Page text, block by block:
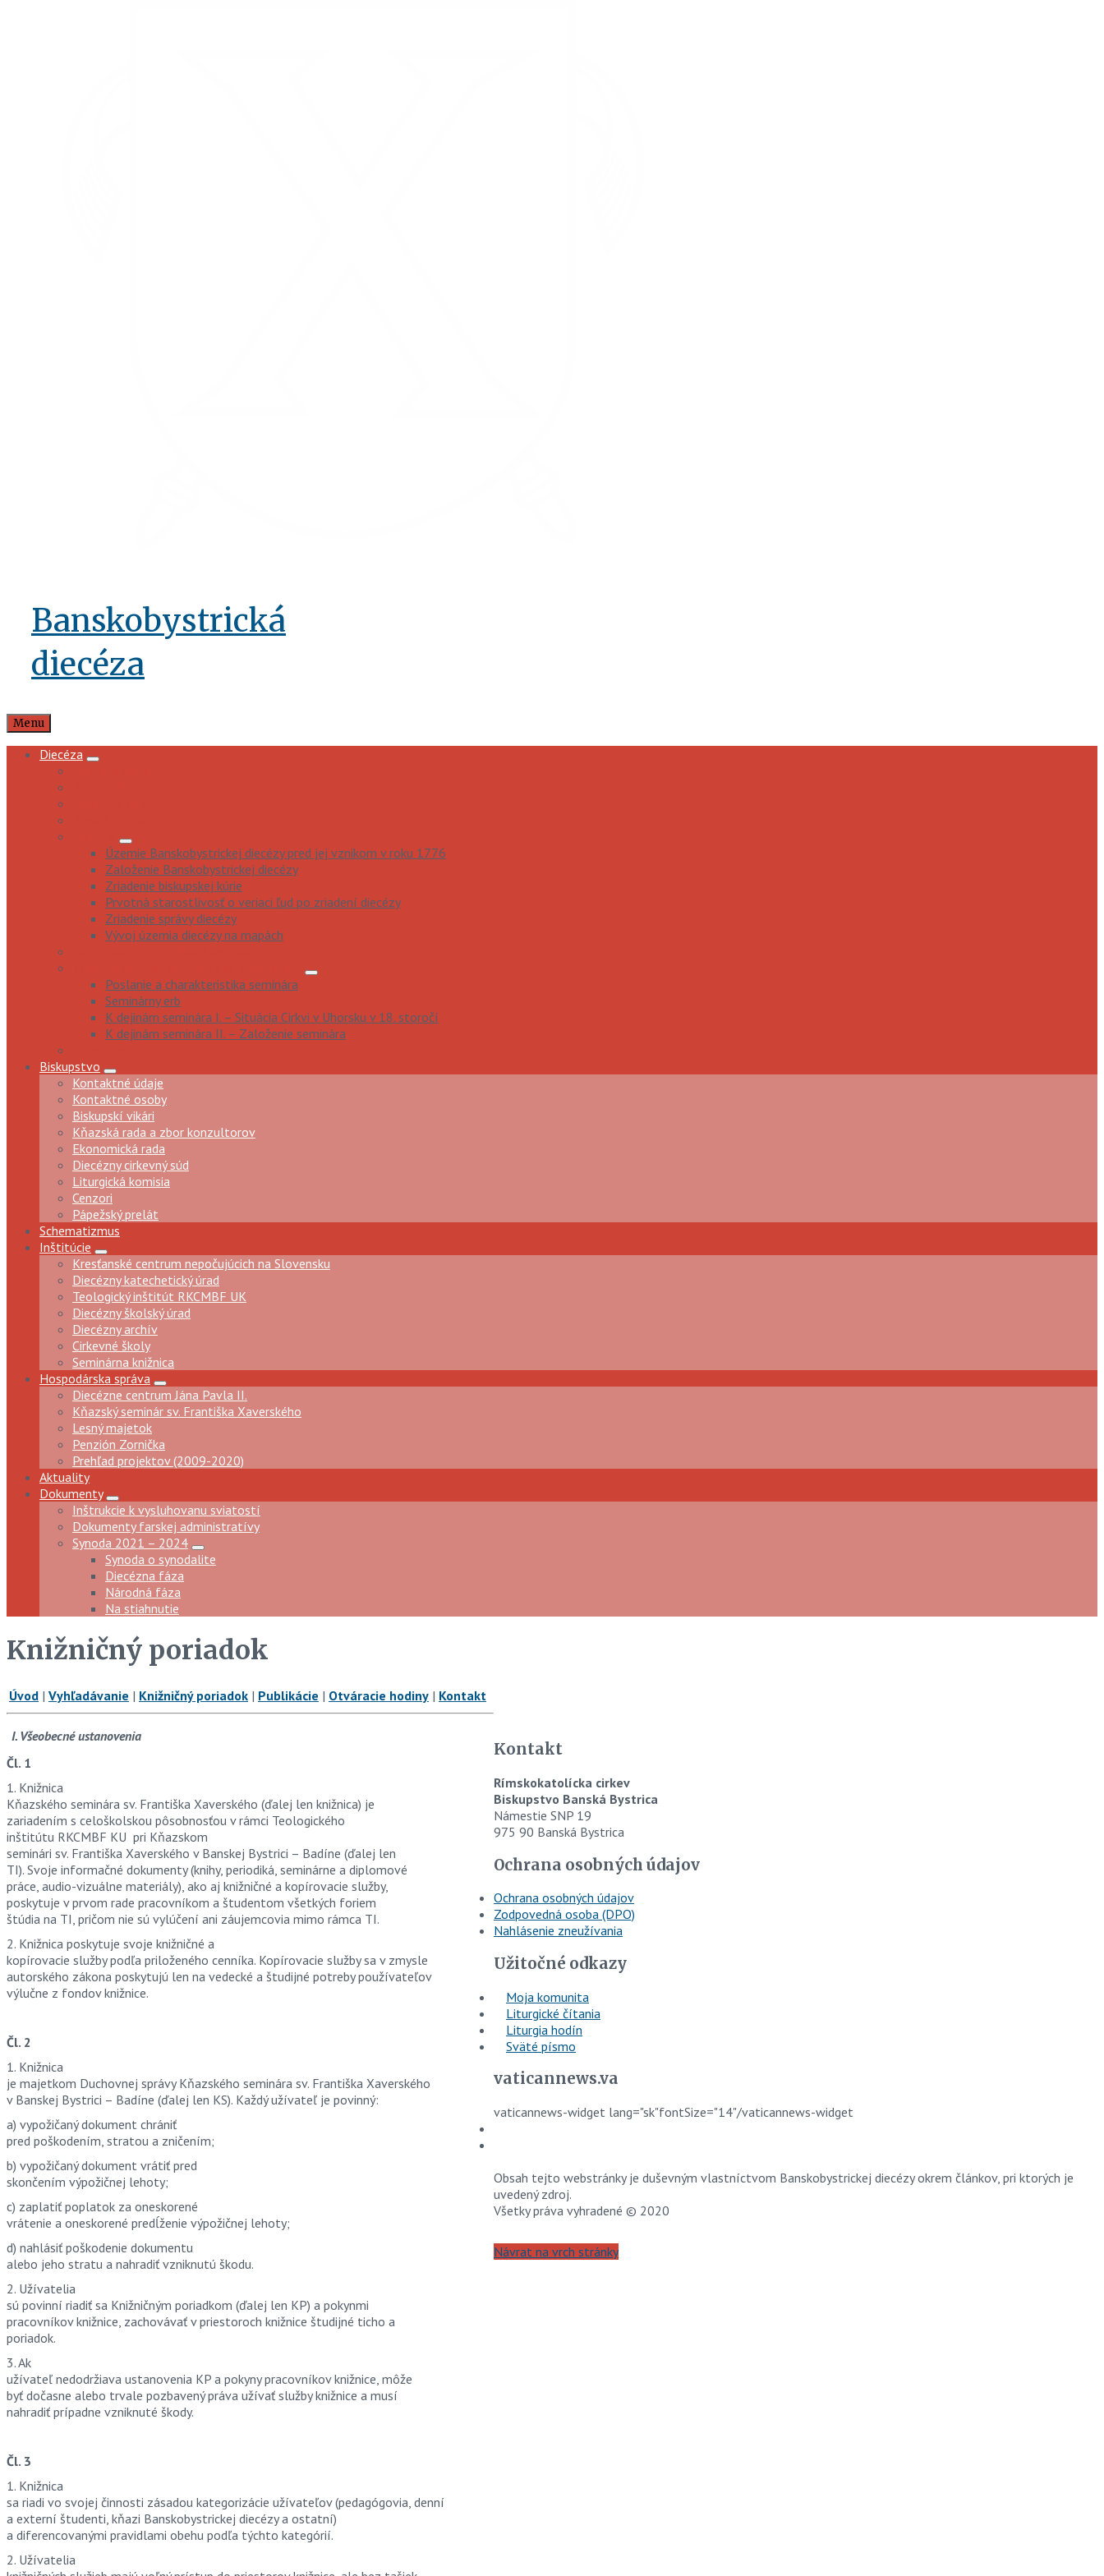
Banskobystrická
diecéza
Menu
Diecéza
Územie Banskobystrickej diecézy pred jej vznikom v roku 1776
Založenie Banskobystrickej diecézy
Zriadenie biskupskej kúrie
Prvotná starostlivosť o veriaci ľud po zriadení diecézy
Zriadenie správy diecézy
Vývoj územia diecézy na mapách
Poslanie a charakteristika seminára
Seminárny erb
K dejinám seminára I. – Situácia Cirkvi v Uhorsku v 18. storočí
K dejinám seminára II. – Založenie seminára
Biskupstvo
Kontaktné údaje
Kontaktné osoby
Biskupskí vikári
Kňazská rada a zbor konzultorov
Ekonomická rada
Diecézny cirkevný súd
Liturgická komisia
Cenzori
Pápežský prelát
Schematizmus
Inštitúcie
Kresťanské centrum nepočujúcich na Slovensku
Diecézny katechetický úrad
Teologický inštitút RKCMBF UK
Diecézny školský úrad
Diecézny archív
Cirkevné školy
Seminárna knižnica
Hospodárska správa
Diecézne centrum Jána Pavla II.
Kňazský seminár sv. Františka Xaverského
Lesný majetok
Penzión Zornička
Prehľad projektov (2009-2020)
Aktuality
Dokumenty
Inštrukcie k vysluhovanu sviatostí
Dokumenty farskej administratívy
Synoda 2021 – 2024
Synoda o synodalite
Diecézna fáza
Národná fáza
Na stiahnutie
Knižničný poriadok
Úvod | Vyhľadávanie | Knižničný poriadok | Publikácie | Otváracie hodiny | Kontakt
I. Všeobecné ustanovenia
Čl. 1
1. Knižnica
Kňazského seminára sv. Františka Xaverského (ďalej len knižnica) je
zariadením s celoškolskou pôsobnosťou v rámci Teologického
inštitútu RKCMBF KU pri Kňazskom
seminári sv. Františka Xaverského v Banskej Bystrici – Badíne (ďalej len
TI). Svoje informačné dokumenty (knihy, periodiká, seminárne a diplomové
práce, audio-vizuálne materiály), ako aj knižničné a kopírovacie služby,
poskytuje v prvom rade pracovníkom a študentom všetkých foriem
štúdia na TI, pričom nie sú vylúčení ani záujemcovia mimo rámca TI.
2. Knižnica poskytuje svoje knižničné a
kopírovacie služby podľa priloženého cenníka. Kopírovacie služby sa v zmysle
autorského zákona poskytujú len na vedecké a študijné potreby používateľov
výlučne z fondov knižnice.
Čl. 2
1. Knižnica
je majetkom Duchovnej správy Kňazského seminára sv. Františka Xaverského
v Banskej Bystrici – Badíne (ďalej len KS). Každý užívateľ je povinný:
a) vypožičaný dokument chrániť
pred poškodením, stratou a zničením;
b) vypožičaný dokument vrátiť pred
skončením výpožičnej lehoty;
c) zaplatiť poplatok za oneskorené
vrátenie a oneskorené predĺženie výpožičnej lehoty;
d) nahlásiť poškodenie dokumentu
alebo jeho stratu a nahradiť vzniknutú škodu.
2. Užívatelia
sú povinní riadiť sa Knižničným poriadkom (ďalej len KP) a pokynmi
pracovníkov knižnice, zachovávať v priestoroch knižnice študijné ticho a
poriadok.
3. Ak
užívateľ nedodržiava ustanovenia KP a pokyny pracovníkov knižnice, môže
byť dočasne alebo trvale pozbavený práva užívať služby knižnice a musí
nahradiť prípadne vzniknuté škody.
Čl. 3
1. Knižnica
sa riadi vo svojej činnosti zásadou kategorizácie užívateľov (pedagógovia, denní
a externí študenti, kňazi Banskobystrickej diecézy a ostatní)
a diferencovanými pravidlami obehu podľa týchto kategórií.
2. Užívatelia
Kontakt
Rímskokatolícka cirkev
Biskupstvo Banská Bystrica
Námestie SNP 19
975 90 Banská Bystrica
Ochrana osobných údajov
Ochrana osobných údajov
Zodpovedná osoba (DPO)
Nahlásenie zneužívania
Užitočné odkazy
Moja komunita
Liturgické čítania
Liturgia hodín
Sväté písmo
vaticannews.va
vaticannews-widget lang="sk"fontSize="14"/vaticannews-widget
Obsah tejto webstránky je duševným vlastníctvom Banskobystrickej diecézy okrem článkov, pri ktorých je
uvedený zdroj.
Všetky práva vyhradené © 2020
Návrat na vrch stránky